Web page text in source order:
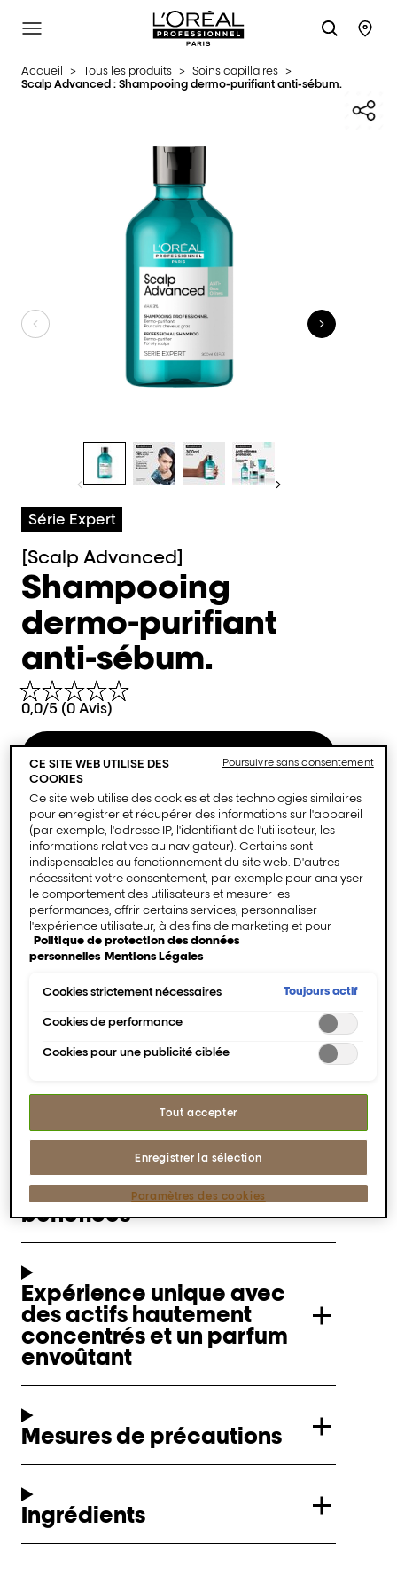
L'Oréal Professionnel Paris
SITE MENU
Accueil > Tous les produits > Soins capillaires >
Scalp Advanced : Shampooing dermo-purifiant anti-sébum.
Série Expert
[Scalp Advanced]
Shampooing
dermo-purifiant
anti-sébum.
0,0/5 (0 Avis)
Rééquilibrage professionnel pour
cuirs chevelus déséquilibrés.
Approuvé par des dermatologues.
Acheter maintenant
TROUVER UN SALON
Description
Le cuir chevelu est une peau, mais bien
L'oxydation du sébum et les microfissures à
nombreux problèmes. C'est un cercle
vicieux dont vous voulez sortir.
Comment utiliser et
bénéfices
Expérience unique avec
des actifs hautement
concentrés et un parfum
envoûtant
Mesures de précautions
Ingrédients
CE SITE WEB UTILISE DES
COOKIES
Ce site web utilise des cookies et des technologies similaires
pour enregistrer et récupérer des informations sur l'appareil
(par exemple, l'adresse IP, l'identifiant de l'utilisateur, les
informations relatives au navigateur). Certains sont
indispensables au fonctionnement du site web. D'autres
nécessitent votre consentement, par exemple pour analyser
le comportement des utilisateurs et mesurer les
performances, offrir certains services, personnaliser
l'expérience utilisateur, à des fins de marketing et pour
intégrer des médias externes. Les cookies non
indispensables peuvent être acceptés directement («
»). Il est également possible de personnaliser les paramètres
Vous pouvez modifier votre sélection à tout moment en
cliquant sur le lien « Paramètres des cookies ». Pour plus
d'informations, veuillez consulter notre politique de
Politique de protection des données
personnelles Mentions Légales
Cookies strictement nécessaires Toujours actif
Cookies de performance
Cookies pour une publicité ciblée
Tout accepter
Enregistrer la sélection
Paramètres des cookies
Poursuivre sans consentement